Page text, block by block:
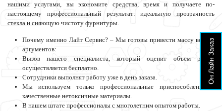
Он Лайн Заказ
нашими услугами, вы экономите средства, время и получаете по-
настоящему профессиональный результат: идеальную прозрачность
стекла и сияющую чистоту фурнитуры.
Почему именно Лайт Сервис? – Мы готовы привести массу веских
аргументов:
Вызов нашего специалиста, который оценит объем работ,
осуществляется бесплатно.
Сотрудники выполнят работу уже в день заказа.
Мы используем только профессиональные приспособления и
качественные нетоксичные материалы.
В нашем штате профессионалы с многолетним опытом работы.